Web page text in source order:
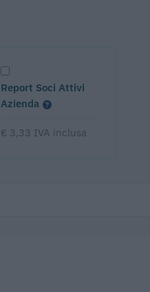
Report Soci Attivi
Azienda
€ 3,33 IVA inclusa